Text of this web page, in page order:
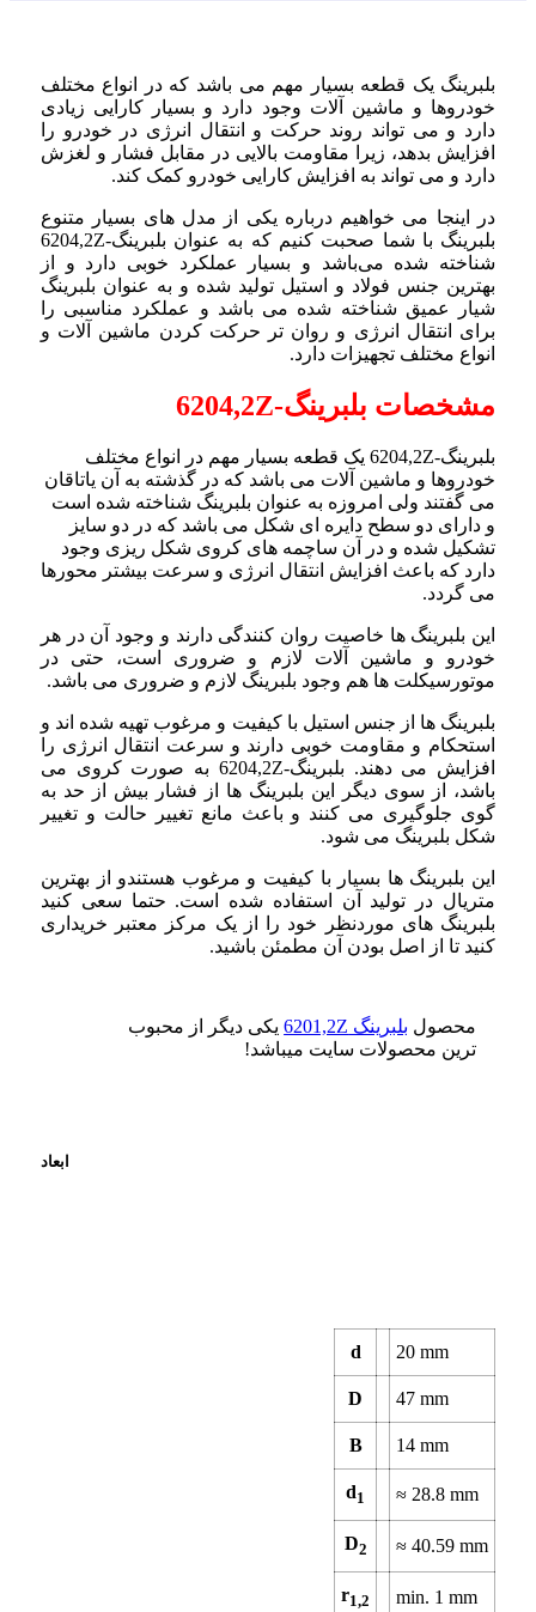
بلبرینگ یک قطعه بسیار مهم می باشد که در انواع مختلف
خودروها و ماشین آلات وجود دارد و بسیار کارایی زیادی
دارد و می تواند روند حرکت و انتقال انرژی در خودرو را
افزایش بدهد، زیرا مقاومت بالایی در مقابل فشار و لغزش
دارد و می‌ تواند به افزایش کارایی خودرو کمک کند.
در اینجا می خواهیم درباره یکی از مدل های بسیار متنوع
بلبرینگ با شما صحبت کنیم که به عنوان بلبرینگ-6204,2Z
شناخته شده می‌باشد و بسیار عملکرد خوبی دارد و از
بهترین جنس فولاد و استیل تولید شده و به عنوان بلبرینگ
شیار عمیق شناخته شده می‌ باشد و عملکرد مناسبی را
برای انتقال انرژی و روان‌ تر حرکت کردن ماشین آلات و
انواع مختلف تجهیزات دارد.
مشخصات بلبرینگ-6204,2Z
بلبرینگ-6204,2Z یک قطعه بسیار مهم در انواع مختلف
خودروها و ماشین آلات می باشد که در گذشته به آن یاتاقان
می گفتند ولی امروزه به عنوان بلبرینگ شناخته شده است
و دارای دو سطح دایره ای شکل می باشد که در دو سایز
تشکیل شده و در آن ساچمه های کروی شکل ریزی وجود
دارد که باعث افزایش انتقال انرژی و سرعت بیشتر محورها
می‌ گردد.
این بلبرینگ ها خاصیت روان کنندگی دارند و وجود آن در هر
خودرو و ماشین آلات لازم و ضروری است، حتی در
موتورسیکلت ها هم وجود بلبرینگ لازم و ضروری می باشد.
بلبرینگ ها از جنس استیل با کیفیت و مرغوب تهیه شده اند و
استحکام و مقاومت خوبی دارند و سرعت انتقال انرژی را
افزایش می دهند. بلبرینگ-6204,2Z به صورت کروی می
باشد، از سوی دیگر این بلبرینگ ها از فشار بیش از حد به
گوی جلوگیری می کنند و باعث مانع تغییر حالت و تغییر
شکل بلبرینگ می‌ شود.
این بلبرینگ ها بسیار با کیفیت و مرغوب هستندو از بهترین
متریال در تولید آن استفاده شده است. حتما سعی کنید
بلبرینگ های موردنظر خود را از یک مرکز معتبر خریداری
کنید تا از اصل بودن آن مطمئن باشید.
محصول بلبرینگ 6201,2Z
یکی دیگر از محبوب
ترین محصولات سایت میباشد!
ابعاد
d 20 mm
D 47 mm
B 14 mm
d1 ≈ 28.8 mm
D2 ≈ 40.59 mm
r1,2 min. 1 mm